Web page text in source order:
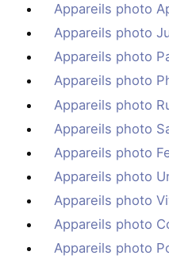
Appareils photo
Appareils photo
Appareils photo
Appareils photo
Appareils photo
Appareils photo
Appareils photo
Appareils photo
Appareils photo
Appareils photo
Appareils photo